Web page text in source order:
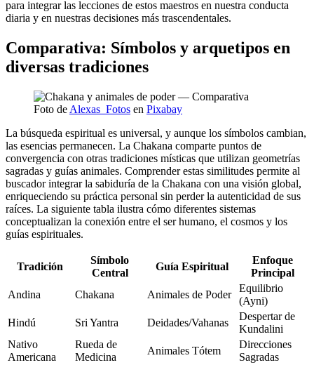
para integrar las lecciones de estos maestros en nuestra conducta
diaria y en nuestras decisiones más trascendentales.
Comparativa: Símbolos y arquetipos en
diversas tradiciones
Foto de Alexas_Fotos en Pixabay
La búsqueda espiritual es universal, y aunque los símbolos cambian,
las esencias permanecen. La Chakana comparte puntos de
convergencia con otras tradiciones místicas que utilizan geometrías
sagradas y guías animales. Comprender estas similitudes permite al
buscador integrar la sabiduría de la Chakana con una visión global,
enriqueciendo su práctica personal sin perder la autenticidad de sus
raíces. La siguiente tabla ilustra cómo diferentes sistemas
conceptualizan la conexión entre el ser humano, el cosmos y los
guías espirituales.
Tradición
Símbolo
Central
Guía Espiritual
Enfoque
Principal
Andina
Chakana Animales de Poder
Equilibrio
(Ayni)
Hindú
Sri Yantra Deidades/Vahanas
Despertar de
Kundalini
Nativo
Americana
Rueda de
Medicina
Animales Tótem
Direcciones
Sagradas